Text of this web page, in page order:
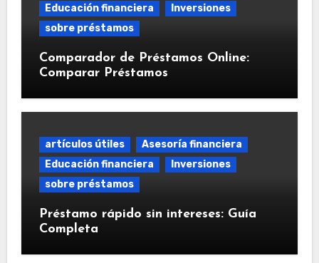
Educación financiera
Inversiones
sobre préstamos
Comparador de Préstamos Online:
Comparar Préstamos
artículos útiles
Asesoría financiera
Educación financiera
Inversiones
sobre préstamos
Préstamo rápido sin intereses: Guía
Completa